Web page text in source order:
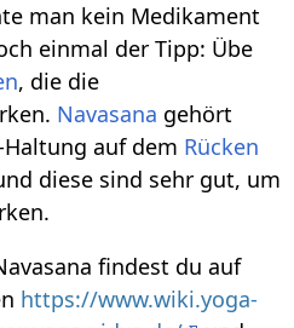
man kein Medikament
einmal der Tipp: Übe
, die die
Navasana gehört
auf dem Rücken
diese sind sehr gut, um
findest du auf
https://www.wiki.yoga-